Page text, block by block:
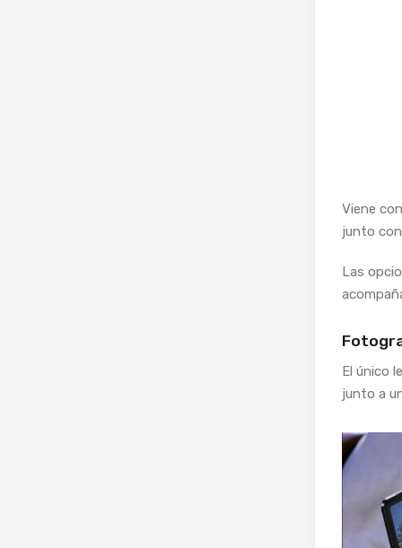
Viene
junto
Las
El único
junto a